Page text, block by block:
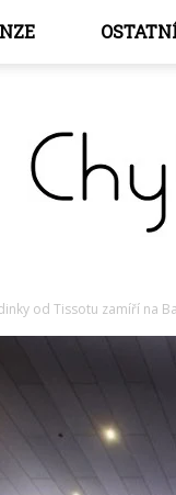
od Tissotu zamíří na